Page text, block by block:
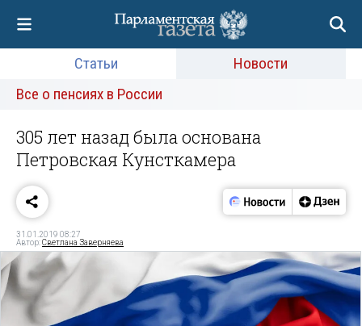
Статьи
Новости
Все о пенсиях в России
305 лет назад была основана
Петровская Кунсткамера
31.01.2019 08:27
Автор:Светлана Заверняева